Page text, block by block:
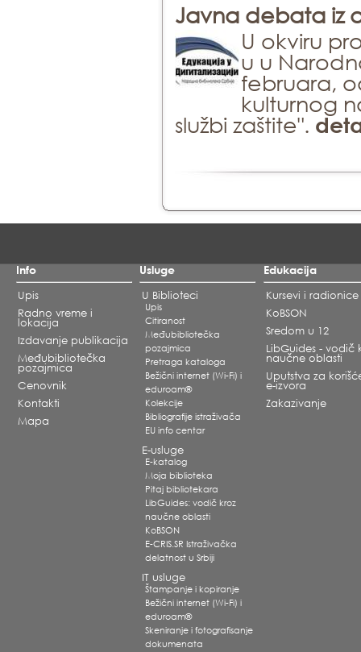
Javna debata iz
U okviru
u u
februara,
kulturnog
službi zaštite".
Info
Upis
Radno vreme i
lokacija
Izdavanje publikacija
Međubibliotečka
pozajmica
Cenovnik
Kontakti
Mapa
Usluge
U Biblioteci
Upis
Citiranost
Međubibliotečka
pozajmica
Pretraga kataloga
Bežični internet (Wi-Fi) i
eduroam®
Kolekcije
Bibliografije istraživača
EU info centar
E-usluge
E-katalog
Moja biblioteka
Pitaj bibliotekara
LibGuides: vodič kroz
naučne oblasti
KoBSON
E-CRIS.SR Istraživačka
delatnost u Srbiji
IT usluge
Štampanje i kopiranje
Bežični internet (Wi-Fi) i
eduroam®
Skeniranje i fotografisanje
dokumenata
Edukacija
Kursevi i radionice
KoBSON
Sredom u 12
LibGuides - vodič
naučne oblasti
Uputstva za
e-izvora
Zakazivanje